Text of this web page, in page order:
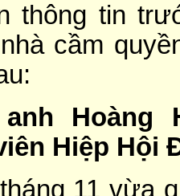
thông tin
cầm
Hiệp Hội
11 vừa